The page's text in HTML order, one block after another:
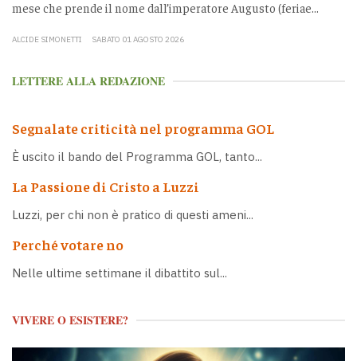
mese che prende il nome dall’imperatore Augusto (feriae...
ALCIDE SIMONETTI SABATO 01 AGOSTO 2026
LETTERE ALLA REDAZIONE
Segnalate criticità nel programma GOL
È uscito il bando del Programma GOL, tanto...
La Passione di Cristo a Luzzi
Luzzi, per chi non è pratico di questi ameni...
Perché votare no
Nelle ultime settimane il dibattito sul...
VIVERE O ESISTERE?